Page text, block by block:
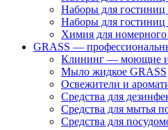
Наборы для гостиниц
Наборы для гостиниц
Химия для
GRASS —
Клининг — моющие и
Мыло жидкое GRASS
Освежители и
Средства для
Средства для мытья
Средства для